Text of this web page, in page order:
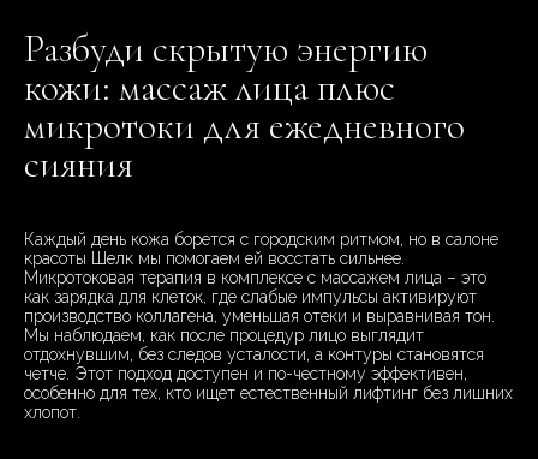
Разбуди скрытую энергию
кожи: массаж лица плюс
микротоки для ежедневного
сияния
Каждый день кожа борется с городским ритмом, но в салоне
красоты Шелк мы помогаем ей восстать сильнее.
Микротоковая терапия в комплексе с массажем лица – это
как зарядка для клеток, где слабые импульсы активируют
производство коллагена, уменьшая отеки и выравнивая тон.
Мы наблюдаем, как после процедур лицо выглядит
отдохнувшим, без следов усталости, а контуры становятся
четче. Этот подход доступен и по-честному эффективен,
особенно для тех, кто ищет естественный лифтинг без лишних
хлопот.